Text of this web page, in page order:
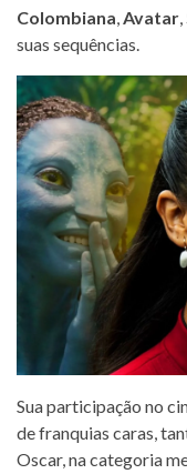
Colombiana,Avatar,
suas sequências.
Sua participação no
de franquias caras,
Oscar, na categoria